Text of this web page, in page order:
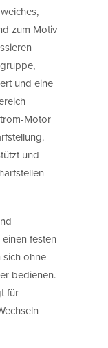
zum Motiv
und eine
Motor
und
festen
ohne
bedienen.
für